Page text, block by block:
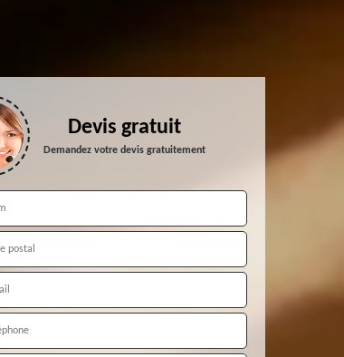
Devis gratuit
Demandez votre devis gratuitement